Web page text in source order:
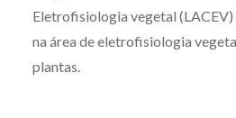
Eletrofisiologia vegetal
na área de eletrofisiologia
plantas.